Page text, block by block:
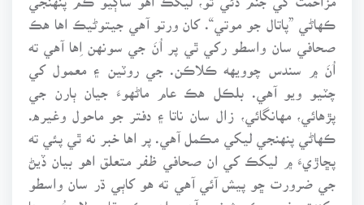
ڪهاڻي ”پاتال جو موتي“. کان ورتو آهي جيتوڻيڪ اها هڪ
صحافي سان واسطو رکي ٿي پر اُنَ جي سونهن اِها آهي ته
اُنَ ۾ سندس چوويهه ڪلاڪن. جي روٽين ۽ معمول کي
چٽيو ويو آهي. بلڪل هڪ عام ماڻهوءَ جيان ٻارن جي
پڙهائي، مهانگائي، زال سان ناتا ۽ دفتر جو ماحول وغيره.
ڪهاڻي پنهنجي ليکي مڪمل آهي. پر اها خبر نه ٿي پئي ته
پڇاڙيءَ ۾ ليکڪ کي ان صحافي ظفر متعلق اهو بيان ڏيڻ
جي ضرورت ڇو پيش آئي آهي ته هو کاٻي ڌر سان واسطو
رکندڙ وغيره ڪو شخص آهي. اهم ڪم قاري لاءِ هُجي ها